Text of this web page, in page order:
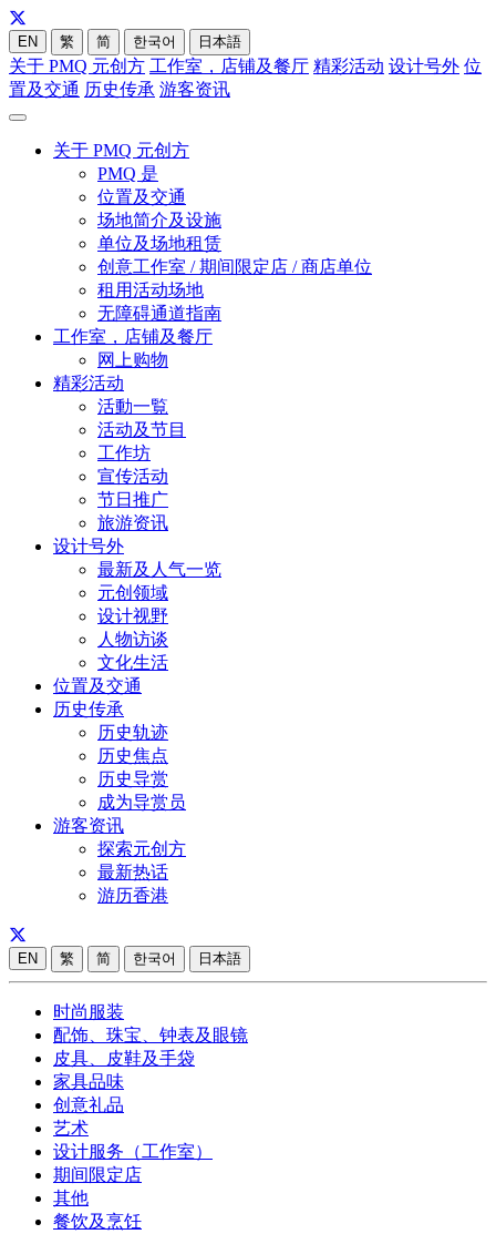
EN 繁 简 한국어 日本語
关于 PMQ 元创方 工作室，店铺及餐厅 精彩活动 设计号外 位
置及交通 历史传承 游客资讯
关于 PMQ 元创方
PMQ 是
位置及交通
场地简介及设施
单位及场地租赁
创意工作室 / 期间限定店 / 商店单位
租用活动场地
无障碍通道指南
工作室，店铺及餐厅
网上购物
精彩活动
活動一覧
活动及节目
工作坊
宣传活动
节日推广
旅游资讯
设计号外
最新及人气一览
元创领域
设计视野
人物访谈
文化生活
位置及交通
历史传承
历史轨迹
历史焦点
历史导赏
成为导赏员
游客资讯
探索元创方
最新热话
游历香港
EN 繁 简 한국어 日本語
时尚服装
配饰、珠宝、钟表及眼镜
皮具、皮鞋及手袋
家具品味
创意礼品
艺术
设计服务（工作室）
期间限定店
其他
餐饮及烹饪